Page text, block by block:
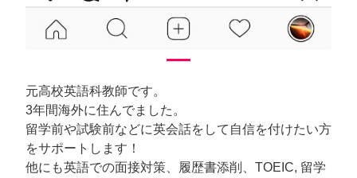
元高校英語科教師です。
3年間海外に住んでました。
留学前や試験前などに英会話をして自信を付けたい方
をサポートします！
他にも英語での面接対策、履歴書添削、TOEIC, 留学